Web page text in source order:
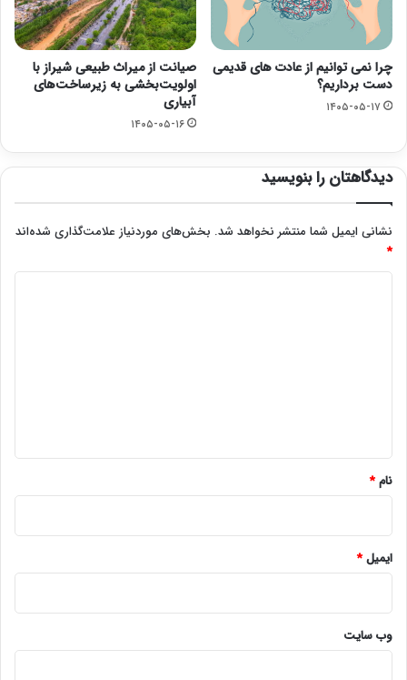
چرا نمی توانیم از عادت های قدیمی
دست برداریم؟
۱۴۰۵-۰۵-۱۷
صیانت از میراث طبیعی شیراز با
اولویت‌بخشی به زیرساخت‌های
آبیاری
۱۴۰۵-۰۵-۱۶
دیدگاهتان را بنویسید
نشانی ایمیل شما منتشر نخواهد شد. بخش‌های موردنیاز علامت‌گذاری شده‌اند
*
نام*
ایمیل*
وب‌ سایت